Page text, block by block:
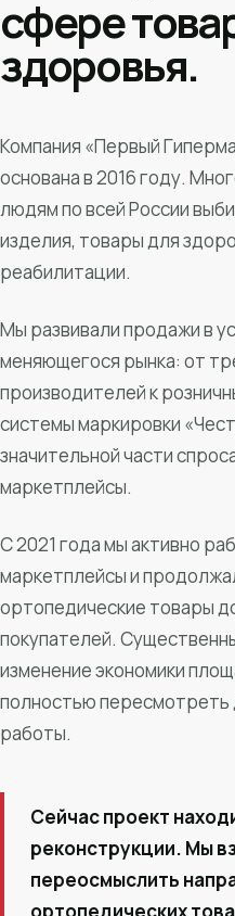
сфере
здоровья.
Компания «Первый
основана в 2016 году.
людям по всей России
изделия, товары для
реабилитации.
Мы развивали продажи в
меняющегося рынка: от
производителей к
системы маркировки
значительной части
маркетплейсы.
С 2021 года мы активно
маркетплейсы и
ортопедические товары
покупателей.
изменение экономики
полностью
работы.
Сейчас проект
реконструкции. Мы
переосмыслить